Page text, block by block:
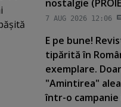
nostalgie
7 AUG 2026 12:06
E pe bune!
tipărită în
exemplare.
"Amintirea"
într-o